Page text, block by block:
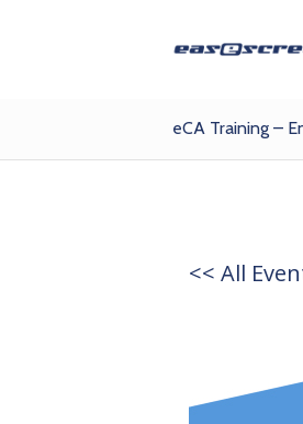
eCA Training –
<< All